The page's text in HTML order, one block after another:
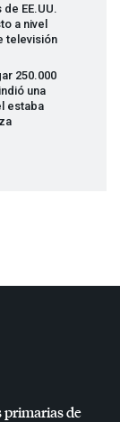
EE.UU.
a nivel
televisión
250.000
una
estaba
primarias de